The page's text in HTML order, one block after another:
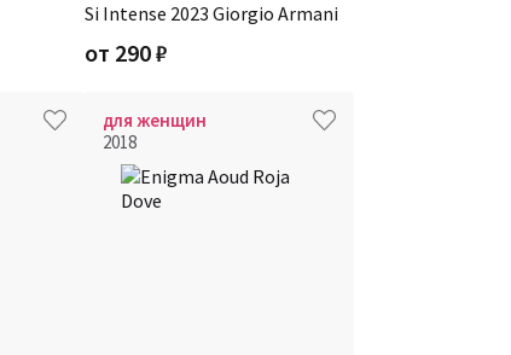
Si Intense 2023 Giorgio Armani
от 290₽
для женщин
2018